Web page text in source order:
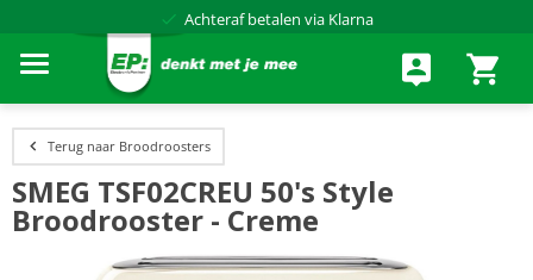
Achteraf betalen via Klarna
Terug naar Broodroosters
SMEG TSF02CREU 50's Style
Broodrooster - Creme